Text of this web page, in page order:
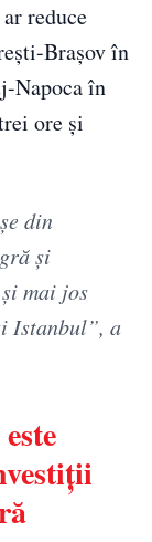
reduce
Brașov în
Napoca în
ore și
din
şi
mai jos
Istanbul”, a